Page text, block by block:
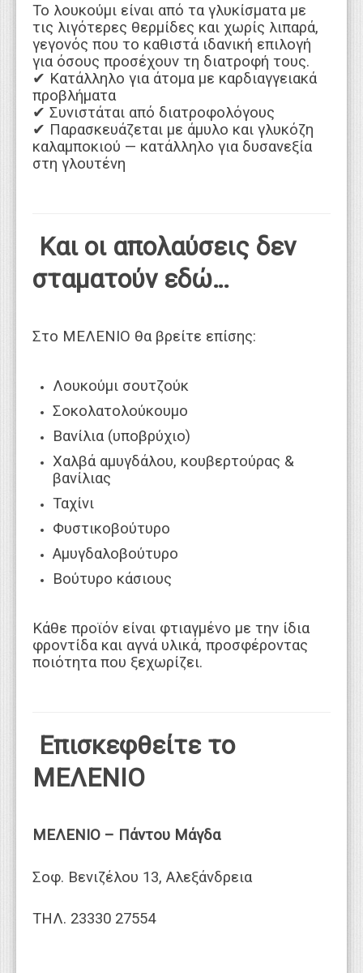
Το λουκούμι είναι από τα γλυκίσματα με
τις λιγότερες θερμίδες και χωρίς λιπαρά,
γεγονός που το καθιστά ιδανική επιλογή
για όσους προσέχουν τη διατροφή τους.
✔ Κατάλληλο για άτομα με καρδιαγγειακά
προβλήματα
✔ Συνιστάται από διατροφολόγους
✔ Παρασκευάζεται με άμυλο και γλυκόζη
καλαμποκιού — κατάλληλο για δυσανεξία
στη γλουτένη
Και οι απολαύσεις δεν
σταματούν εδώ…
Στο ΜΕΛΕΝΙΟ θα βρείτε επίσης:
Λουκούμι σουτζούκ
Σοκολατολούκουμο
Βανίλια (υποβρύχιο)
Χαλβά αμυγδάλου, κουβερτούρας &
βανίλιας
Ταχίνι
Φυστικοβούτυρο
Αμυγδαλοβούτυρο
Βούτυρο κάσιους
Κάθε προϊόν είναι φτιαγμένο με την ίδια
φροντίδα και αγνά υλικά, προσφέροντας
ποιότητα που ξεχωρίζει.
Επισκεφθείτε το
ΜΕΛΕΝΙΟ
ΜΕΛΕΝΙΟ – Πάντου Μάγδα
Σοφ. Βενιζέλου 13, Αλεξάνδρεια
ΤΗΛ. 23330 27554